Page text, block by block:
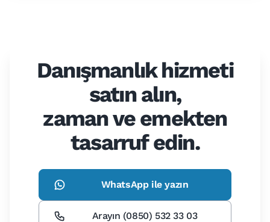
Danışmanlık hizmeti
satın alın,
zaman ve emekten
tasarruf edin.
WhatsApp ile yazın
Arayın (0850) 532 33 03